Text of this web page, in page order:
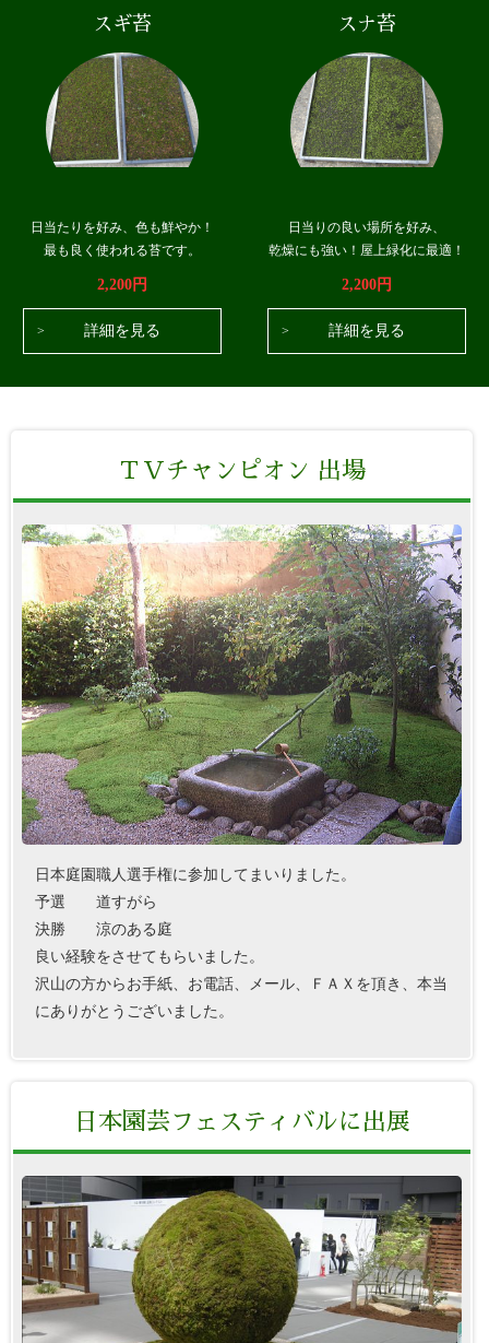
スギ苔
日当たりを好み、色も鮮やか！
最も良く使われる苔です。
2,200円
詳細を見る
スナ苔
日当りの良い場所を好み、
乾燥にも強い！屋上緑化に最適！
2,200円
詳細を見る
ＴＶチャンピオン 出場
日本庭園職人選手権に参加してまいりました。
予選 道すがら
決勝 涼のある庭
良い経験をさせてもらいました。
沢山の方からお手紙、お電話、メール、ＦＡＸを頂き、本当
にありがとうございました。
日本園芸フェスティバルに出展